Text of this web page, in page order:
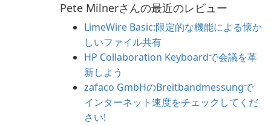
Pete Milnerさんの最近のレビュー
LimeWire Basic:限定的な機能による懐か
しいファイル共有
HP Collaboration Keyboardで会議を革
新しよう
zafaco GmbHのBreitbandmessungで
インターネット速度をチェックしてくだ
さい!